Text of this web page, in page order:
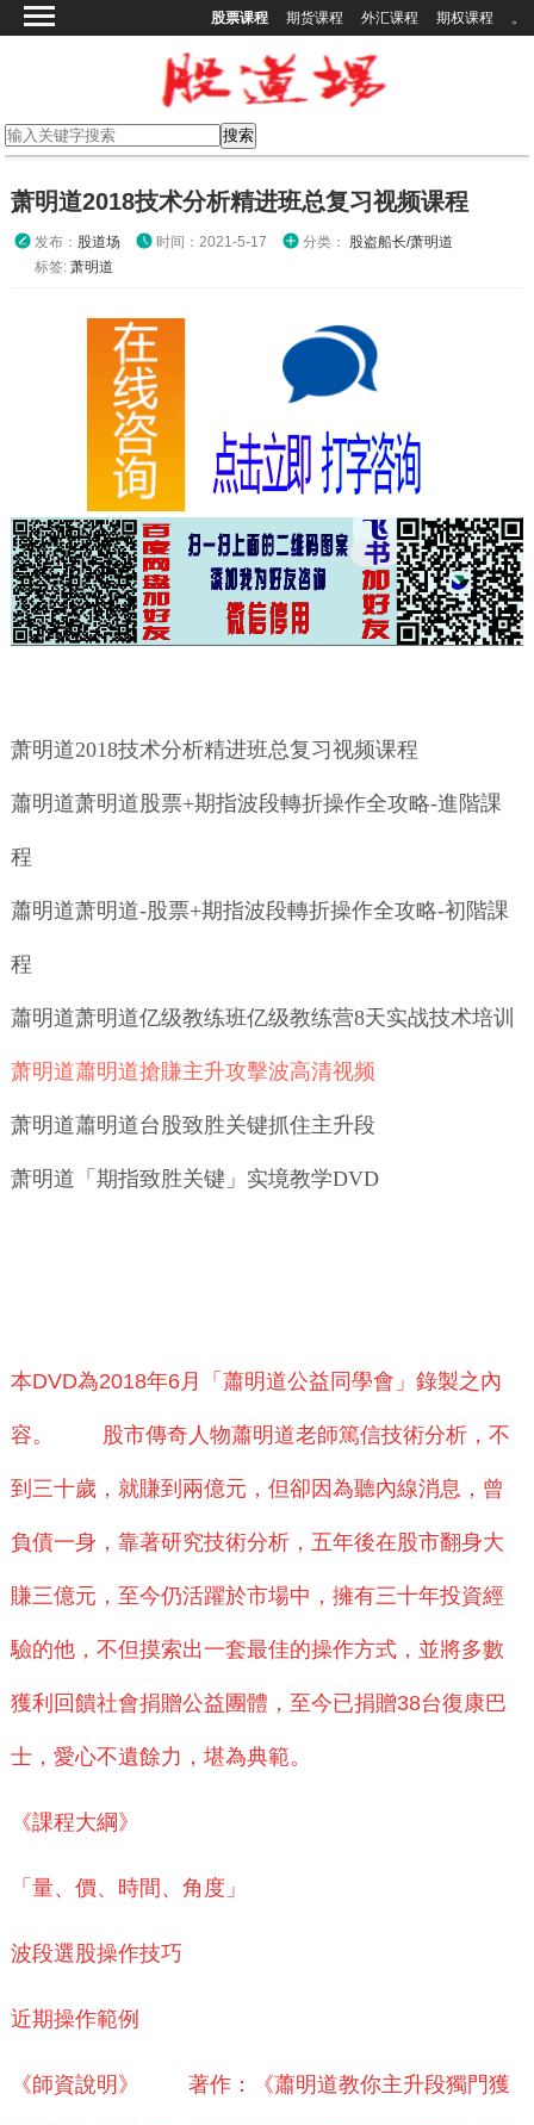
股票课程 期货课程 外汇课程 期权课程 。
期货课程
外汇课程
高校课程
萧明道2018技术分析精进班总复习视频课程
发布： 股道场 时间：2021-5-17 分类： 股盗船长/萧明道
标签: 萧明道
萧明道2018技术分析精进班总复习视频课程
蕭明道萧明道股票+期指波段轉折操作全攻略-進階課
程
蕭明道萧明道-股票+期指波段轉折操作全攻略-初階課
程
蕭明道萧明道亿级教练班亿级教练营8天实战技术培训
萧明道蕭明道搶賺主升攻擊波高清视频
萧明道蕭明道台股致胜关键抓住主升段
萧明道「期指致胜关键」实境教学DVD
本DVD為2018年6月「蕭明道公益同學會」錄製之內
容。 股市傳奇人物蕭明道老師篤信技術分析，不
到三十歲，就賺到兩億元，但卻因為聽內線消息，曾
負債一身，靠著研究技術分析，五年後在股市翻身大
賺三億元，至今仍活躍於市場中，擁有三十年投資經
驗的他，不但摸索出一套最佳的操作方式，並將多數
獲利回饋社會捐贈公益團體，至今已捐贈38台復康巴
士，愛心不遺餘力，堪為典範。
《課程大綱》
「量、價、時間、角度」
波段選股操作技巧
近期操作範例
《師資說明》 著作：《蕭明道教你主升段獨門獲